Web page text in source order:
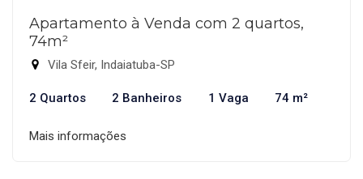
Apartamento à Venda com 2 quartos,
74m²
Vila Sfeir, Indaiatuba-SP
2 Quartos 2 Banheiros 1 Vaga 74 m²
Mais informações